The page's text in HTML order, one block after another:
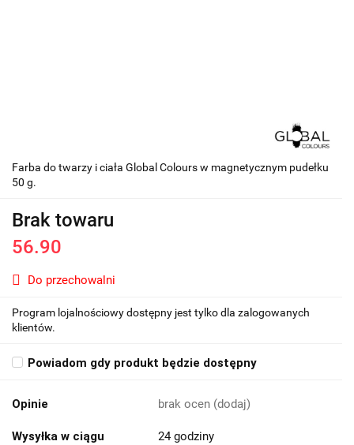
Farba do twarzy i ciała Global Colours w magnetycznym pudełku
50 g.
Brak towaru
56.90
Do przechowalni
Program lojalnościowy dostępny jest tylko dla zalogowanych
klientów.
Powiadom gdy produkt będzie dostępny
Opinie brak ocen (dodaj)
Wysyłka w ciągu 24 godziny